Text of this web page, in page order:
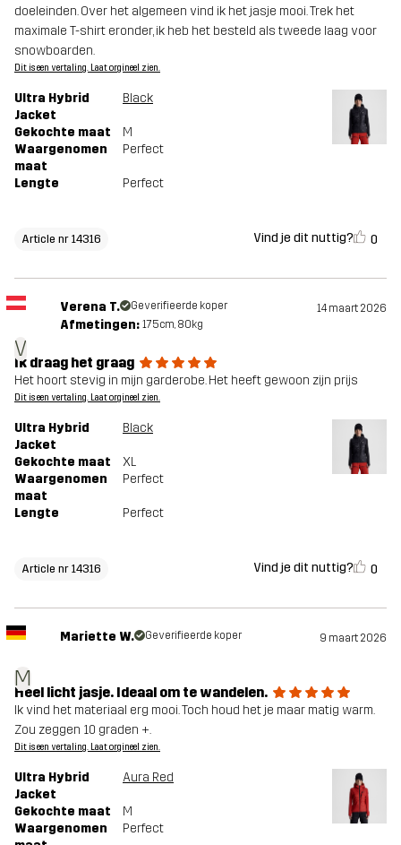
doeleinden. Over het algemeen vind ik het jasje mooi. Trek het
maximale T-shirt eronder, ik heb het besteld als tweede laag voor
snowboarden.
Dit is een vertaling. Laat orgineel zien.
Ultra Hybrid
Jacket
Black
Gekochte maat
M
Waargenomen
maat
Perfect
Lengte Perfect
Article nr 14316 Vind je dit nuttig? 0
V
Verena T. Geverifieerde koper 14 maart 2026
Afmetingen: 175cm, 80kg
Ik draag het graag
Het hoort stevig in mijn garderobe. Het heeft gewoon zijn prijs
Dit is een vertaling. Laat orgineel zien.
Ultra Hybrid
Jacket
Black
Gekochte maat
XL
Waargenomen
maat
Perfect
Lengte Perfect
Article nr 14316 Vind je dit nuttig? 0
M
Mariette W. Geverifieerde koper 9 maart 2026
Heel licht jasje. Ideaal om te wandelen.
Ik vind het materiaal erg mooi. Toch houd het je maar matig warm.
Zou zeggen 10 graden +.
Dit is een vertaling. Laat orgineel zien.
Ultra Hybrid
Jacket
Aura Red
Gekochte maat
M
Waargenomen
Perfect